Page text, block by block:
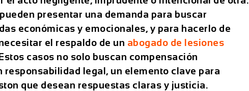
presentar una demanda para buscar
económicas y emocionales, y para hacerlo de
el respaldo de un abogado de lesiones
casos no solo buscan compensación
responsabilidad legal, un elemento clave para
que desean respuestas claras y justicia.